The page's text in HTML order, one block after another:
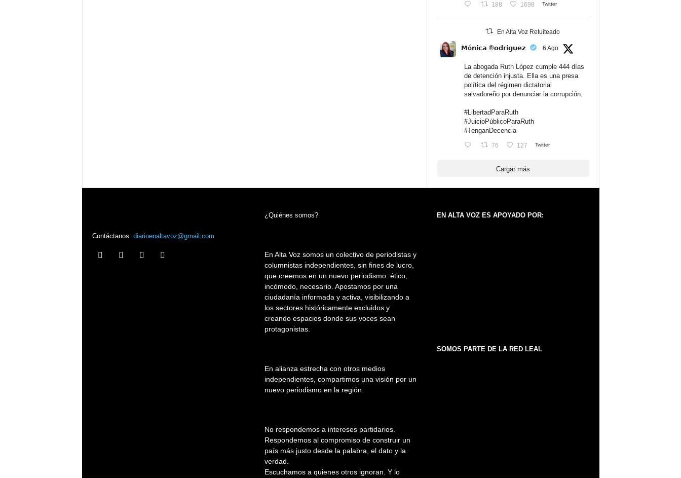
188 1698 Twitter
En Alta Voz Retuiteado
𝗠ó𝗻𝗶𝗰𝗮 ®𝗼𝗱𝗿𝗶𝗴𝘂𝗲𝘇 6 Ago
La abogada Ruth López cumple 444 días
de detención injusta. Ella es una presa
política del régimen dictatorial
salvadoreño por denunciar la corrupción.
#LibertadParaRuth
#JuicioPúblicoParaRuth
#TenganDecencia
76 127 Twitter
Cargar más
Contáctanos: diarioenaltavoz@gmail.com
¿Quiénes somos?
En Alta Voz somos un colectivo de periodistas y
columnistas independientes, sin fines de lucro,
que creemos en un nuevo periodismo: ético,
incómodo, necesario. Apostamos por una
ciudadanía informada y activa, visibilizando a
los sectores históricamente excluidos y
creando espacios donde sus voces sean
protagonistas.
En alianza estrecha con otros medios
independientes, compartimos una visión por un
nuevo periodismo en la región.
No respondemos a intereses partidarios.
Respondemos al compromiso de construir un
país más justo desde la palabra, el dato y la
verdad.
Escuchamos a quienes otros ignoran. Y lo
EN ALTA VOZ ES APOYADO POR:
SOMOS PARTE DE LA RED LEAL